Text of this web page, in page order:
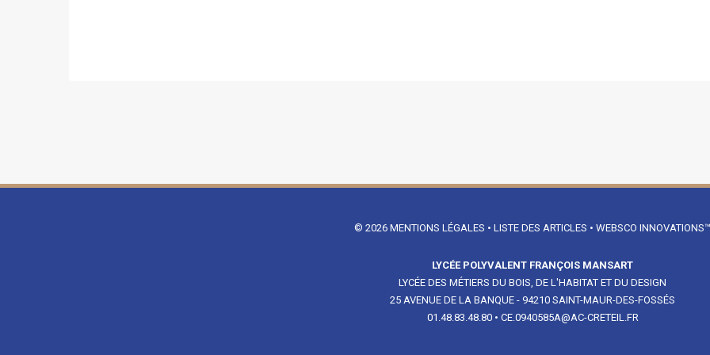
© 2026 MENTIONS LÉGALES • LISTE DES ARTICLES • WEBSCO INNOVATIONS™
LYCÉE POLYVALENT FRANÇOIS MANSART
LYCÉE DES MÉTIERS DU BOIS, DE L'HABITAT ET DU DESIGN
25 AVENUE DE LA BANQUE - 94210 SAINT-MAUR-DES-FOSSÉS
01.48.83.48.80• CE.0940585A@AC-CRETEIL.FR